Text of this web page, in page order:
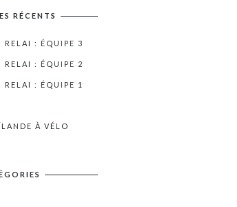
RÉCENTS
RELAI : ÉQUIPE 3
RELAI : ÉQUIPE 2
RELAI : ÉQUIPE 1
À VÉLO